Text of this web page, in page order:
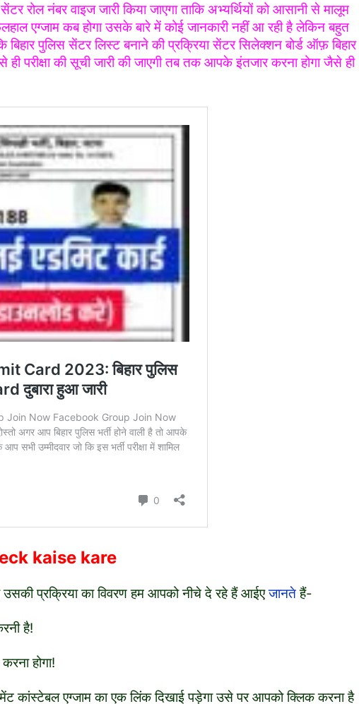
रोल नंबर वाइज जारी किया जाएगा ताकि अभ्यर्थियों को आसानी से मालूम
एग्जाम कब होगा उसके बारे में कोई जानकारी नहीं आ रही है लेकिन बहुत
बिहार पुलिस सेंटर लिस्ट बनाने की प्रक्रिया सेंटर सिलेक्शन बोर्ड ऑफ़ बिहार
परीक्षा की सूची जारी की जाएगी तब तक आपके इंतजार करना होगा जैसे ही
kaise kare
प्रक्रिया का विवरण हम आपको नीचे दे रहे हैं आईएजानतेहैं-
है!
होगा!
कांस्टेबल एग्जाम का एक लिंक दिखाई पड़ेगा उसे पर आपको क्लिक करना है